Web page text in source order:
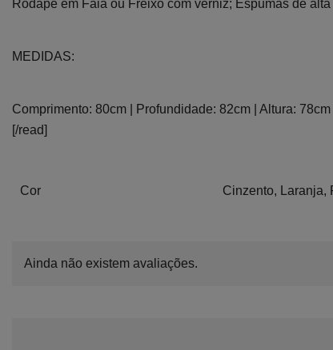
Rodapé em Faia ou Freixo com verniz; Espumas de
MEDIDAS:
Comprimento: 80cm | Profundidade: 82cm | Altura: 78cm
[/read]
Cor Cinzento, Laranja,
Ainda não existem avaliações.